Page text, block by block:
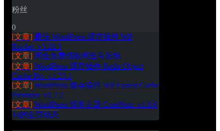
粉丝
0
[文章] 最佳 WordPress 缓存插件 WP
Rocket_v3.20.3
[文章] 闲鱼免费领取闲鱼号装扮
[文章] WordPress 缓存插件 Redis Object
Cache Pro_v1.23.1
[文章] WordPress 缓存插件 WP Fastest Cache
Premium_v1.7.2
[文章] WordPress 博客主题 CoreNext_v1.6.6
Ta的全部动态